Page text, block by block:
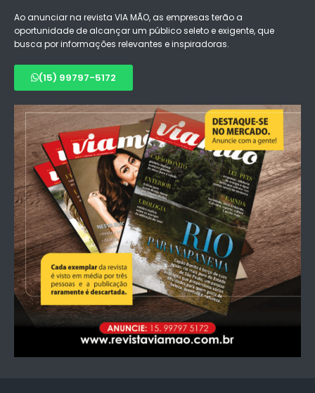
Ao anunciar na revista VIA MÃO, as empresas terão a
oportunidade de alcançar um público seleto e exigente, que
busca por informações relevantes e inspiradoras.
(15) 99797-5172